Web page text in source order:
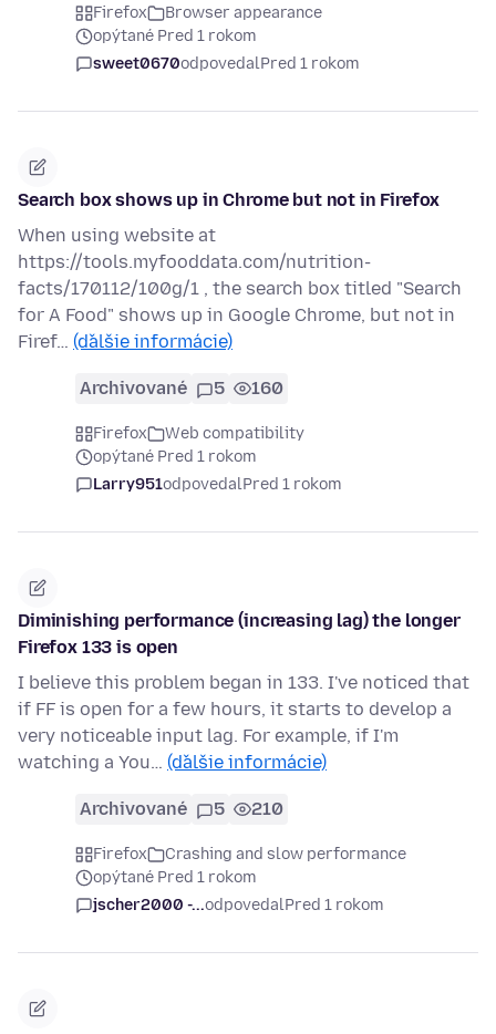
Firefox
Browser appearance
opýtané Pred 1 rokom
sweet0670odpovedalPred 1 rokom
Search box shows up in Chrome but not in Firefox
When using website at
https://tools.myfooddata.com/nutrition-
facts/170112/100g/1 , the search box titled "Search
for A Food" shows up in Google Chrome, but not in
Firef… (ďalšie informácie)
Archivované 5 160
Firefox
Web compatibility
opýtané Pred 1 rokom
Larry951odpovedalPred 1 rokom
Diminishing performance (increasing lag) the longer
Firefox 133 is open
I believe this problem began in 133. I've noticed that
if FF is open for a few hours, it starts to develop a
very noticeable input lag. For example, if I'm
watching a You… (ďalšie informácie)
Archivované 5 210
Firefox
Crashing and slow performance
opýtané Pred 1 rokom
jscher2000 -...odpovedalPred 1 rokom